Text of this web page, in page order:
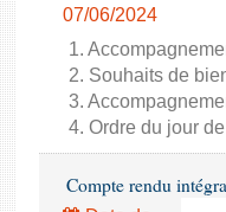
07/06/2024
1.
2. Souhaits de
3.
4. Ordre du jour
Compte rendu